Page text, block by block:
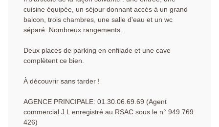
cuisine équipée, un séjour donnant accès à un grand
balcon, trois chambres, une salle d'eau et un wc
séparé. Nombreux rangements.
Deux places de parking en enfilade et une cave
complètent ce bien.
À découvrir sans tarder !
AGENCE PRINCIPALE: 01.30.06.69.69 (Agent
commercial J.L enregistré au RSAC sous le n° 949 769
426)